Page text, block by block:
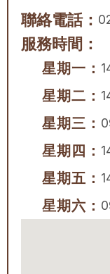
聯絡電話：
服務時間：
星期一：
星期二：
星期三：
星期四：
星期五：
星期六：